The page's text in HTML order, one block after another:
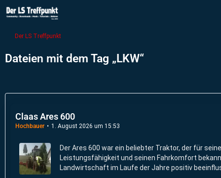
Der LS Treffpunkt
Dateien mit dem Tag „LKW“
Claas Ares 600
Hochbauer 1. August 2026 um 15:53
Der Ares 600 war ein beliebter Traktor, der für
Leistungsfähigkeit und seinen Fahrkomfort
Landwirtschaft im Laufe der Jahre positiv